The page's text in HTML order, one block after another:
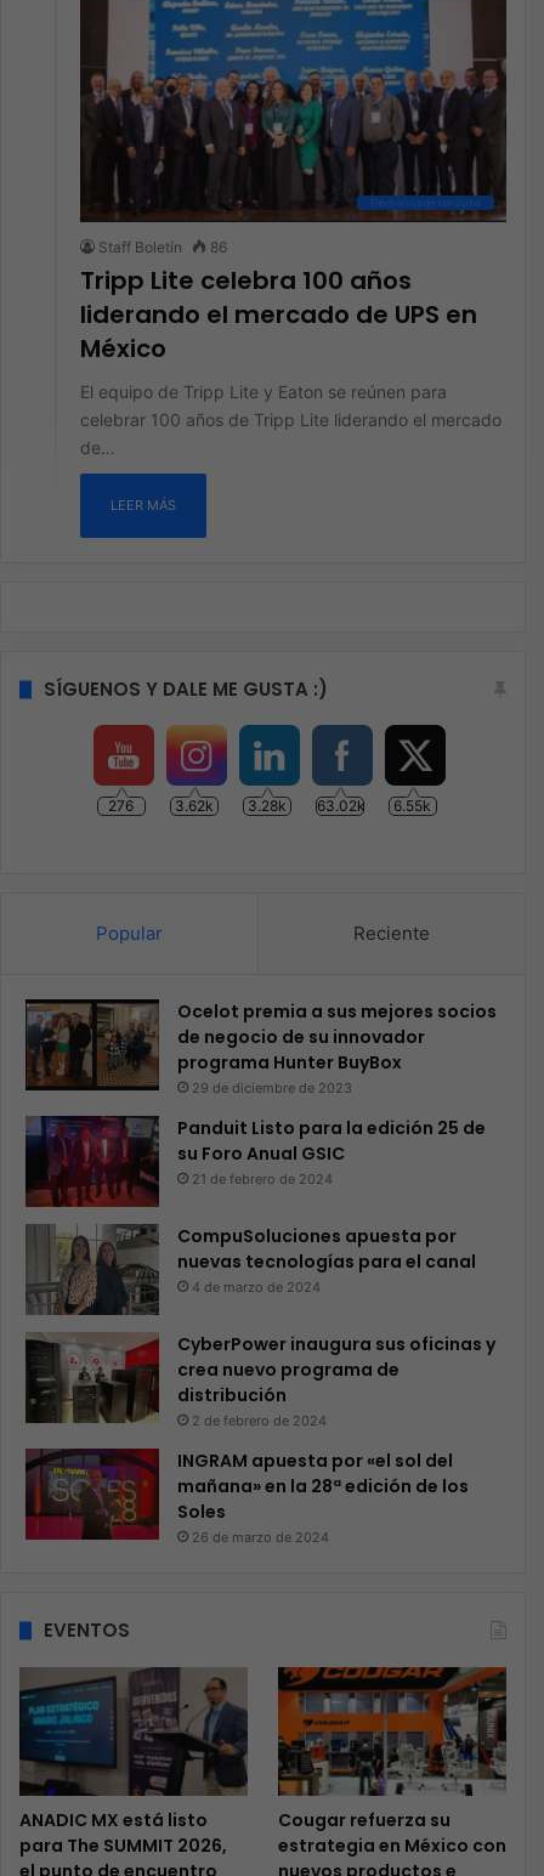
Electrónica de consumo
Staff Boletín 86
Tripp Lite celebra 100 años
liderando el mercado de UPS en
México
El equipo de Tripp Lite y Eaton se reúnen para
celebrar 100 años de Tripp Lite liderando el mercado
de…
LEER MÁS
SÍGUENOS Y DALE ME GUSTA :)
276 3.62k 3.28k 63.02k 6.55k
Popular Reciente
Ocelot premia a sus mejores socios
de negocio de su innovador
programa Hunter BuyBox
29 de diciembre de 2023
Panduit Listo para la edición 25 de
su Foro Anual GSIC
21 de febrero de 2024
CompuSoluciones apuesta por
nuevas tecnologías para el canal
4 de marzo de 2024
CyberPower inaugura sus oficinas y
crea nuevo programa de
distribución
2 de febrero de 2024
INGRAM apuesta por «el sol del
mañana» en la 28ª edición de los
Soles
26 de marzo de 2024
EVENTOS
ANADIC MX está listo
para The SUMMIT 2026,
Cougar refuerza su
estrategia en México con